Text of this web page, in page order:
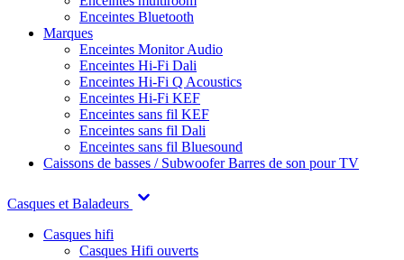
Enceintes Bluetooth
Marques
Enceintes Monitor Audio
Enceintes Hi-Fi Dali
Enceintes Hi-Fi Q Acoustics
Enceintes Hi-Fi KEF
Enceintes sans fil KEF
Enceintes sans fil Dali
Enceintes sans fil Bluesound
Caissons de basses / SubwooferBarres de son pour TV
Casques et Baladeurs
Casques hifi
Casques Hifi ouverts